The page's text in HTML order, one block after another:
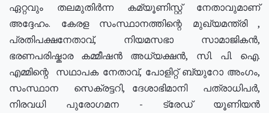
ഏറ്റവും തലമുതിർന്ന കമ്യൂണിസ്റ്റ് നേതാവുമാണ്
അദ്ദേഹം. കേരള സംസ്ഥാനത്തിന്റെ മുഖ്യമന്ത്രി ,
പ്രതിപക്ഷനേതാവ്, നിയമസഭാ സാമാജികൻ,
ഭരണപരിഷ്കാര കമ്മീഷൻ അധ്യക്ഷൻ, സി. പി. ഐ.
എമ്മിന്റെ സഥാപക നേതാവ്, പോളിറ്റ് ബ്യുറോ അംഗം,
സംസ്ഥാന സെക്രട്ടറി, ദേശാഭിമാനി പത്രാധിപർ,
നിരവധി പുരോഗമന - ട്രേഡ് യൂണിയൻ